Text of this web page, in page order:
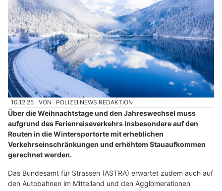
10.12.25 VON POLIZEI.NEWS REDAKTION
Über die Weihnachtstage und den Jahreswechsel muss
aufgrund des Ferienreiseverkehrs insbesondere auf den
Routen in die Wintersportorte mit erheblichen
Verkehrseinschränkungen und erhöhtem Stauaufkommen
gerechnet werden.
Das Bundesamt für Strassen (ASTRA) erwartet zudem auch auf
den Autobahnen im Mittelland und den Agglomerationen